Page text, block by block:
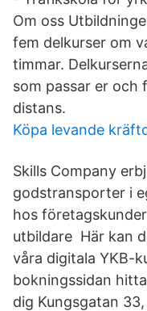
Om oss
fem delkurser om
timmar.
som passar er och
distans.
Köpa levande
Skills Company
godstransporter i
hos
utbildare Här kan
våra digitala YKB-
bokningssidan
dig Kungsgatan